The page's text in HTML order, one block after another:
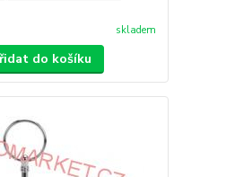
skladem
do košíku